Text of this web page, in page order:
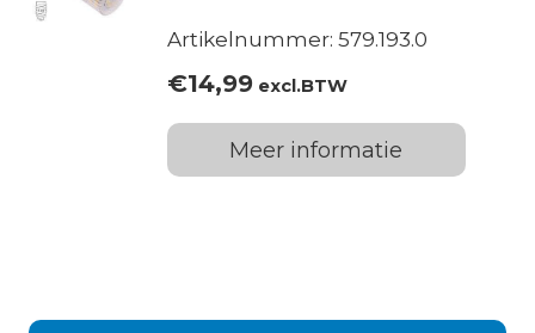
Artikelnummer: 579.193.0
€14,99excl.BTW
Meer informatie